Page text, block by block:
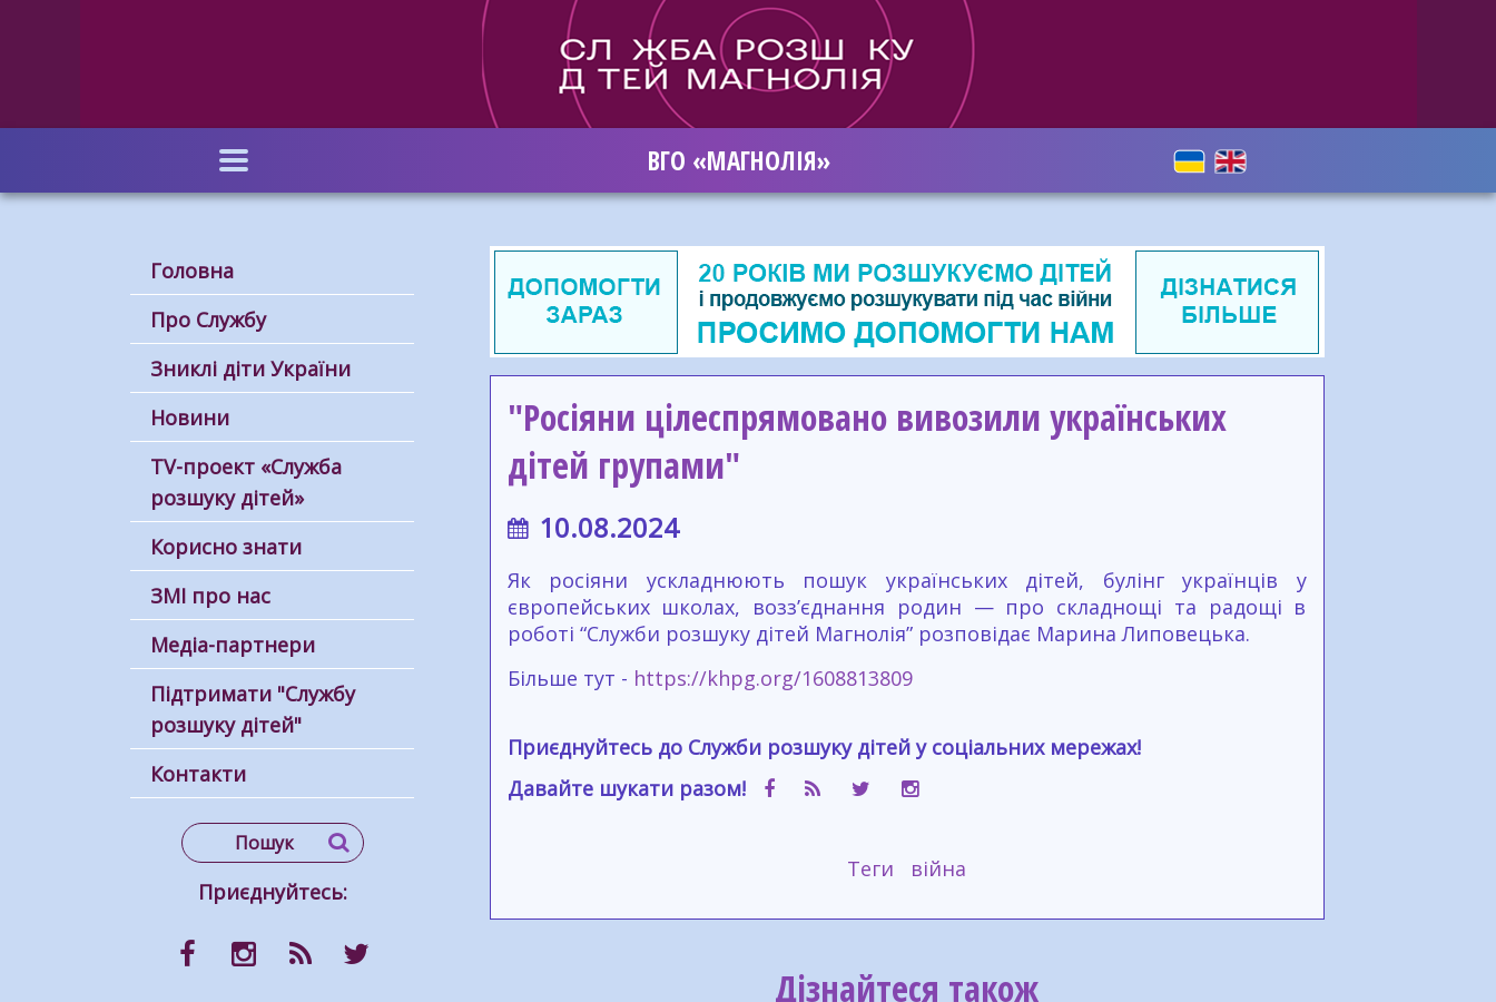
ВГО «МАГНОЛІЯ»
Головна
Про Службу
Зниклі діти України
Новини
ТV-проект «Служба
розшуку дітей»
Корисно знати
ЗМІ про нас
Медіа-партнери
Підтримати "Службу
розшуку дітей"
Контакти
Приєднуйтесь:
"Росіяни цілеспрямовано вивозили українських
дітей групами"
10.08.2024
Як росіяни ускладнюють пошук українських дітей, булінг українців у
європейських школах, возз’єднання родин — про складнощі та радощі в
роботі “Служби розшуку дітей Магнолія” розповідає Марина Липовецька.
Більше тут - https://khpg.org/1608813809
Приєднуйтесь до Служби розшуку дітей у соціальних мережах!
Давайте шукати разом!
Теги війна
Дізнайтеся також